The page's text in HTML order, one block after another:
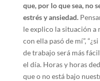
que, por lo que sea, no
estrés y ansiedad.
le explico la situación a
con ella pasó de mí”,
de trabajo será más
el día. Horas y horas
que o no está bajo